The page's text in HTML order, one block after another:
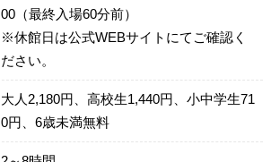
00（最終入場60分前）
※休館日は公式WEBサイトにてご確認く
ださい。
大人2,180円、高校生1,440円、小中学生71
0円、6歳未満無料